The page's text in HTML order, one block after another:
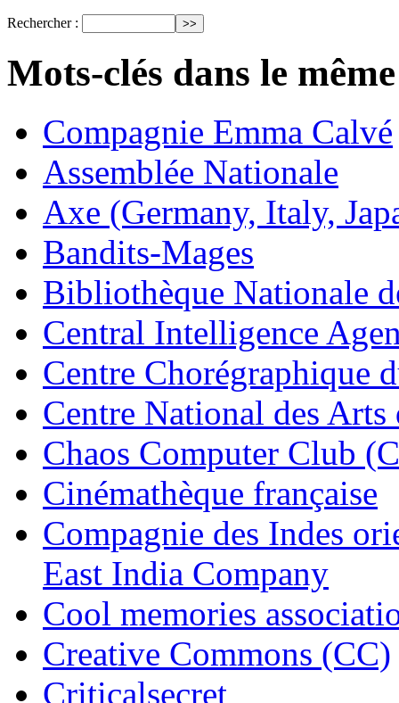
Rechercher :
Mots-clés dans le
Compagnie Emma Calvé
Assemblée Nationale
Axe (Germany, Italy,
Bandits-Mages
Bibliothèque Nationale
Central Intelligence
Centre Chorégraphique
Centre National des
Chaos Computer Club
Cinémathèque française
Compagnie des Indes
East India Company
Cool memories
Creative Commons (CC)
Criticalsecret